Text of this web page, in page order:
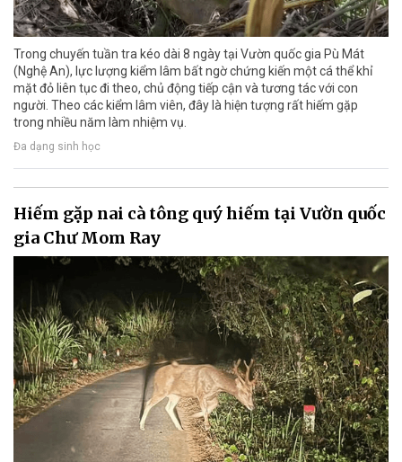
Trong chuyến tuần tra kéo dài 8 ngày tại Vườn quốc gia Pù Mát
(Nghệ An), lực lượng kiểm lâm bất ngờ chứng kiến một cá thể khỉ
mặt đỏ liên tục đi theo, chủ động tiếp cận và tương tác với con
người. Theo các kiểm lâm viên, đây là hiện tượng rất hiếm gặp
trong nhiều năm làm nhiệm vụ.
Đa dạng sinh học
Hiếm gặp nai cà tông quý hiếm tại Vườn quốc
gia Chư Mom Ray